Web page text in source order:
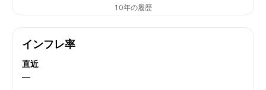
10年の履歴
インフレ率
直近
—